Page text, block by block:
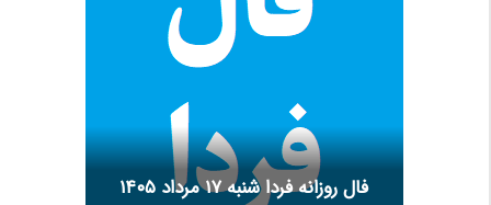
فال روزانه فردا شنبه ۱۷ مرداد ۱۴۰۵